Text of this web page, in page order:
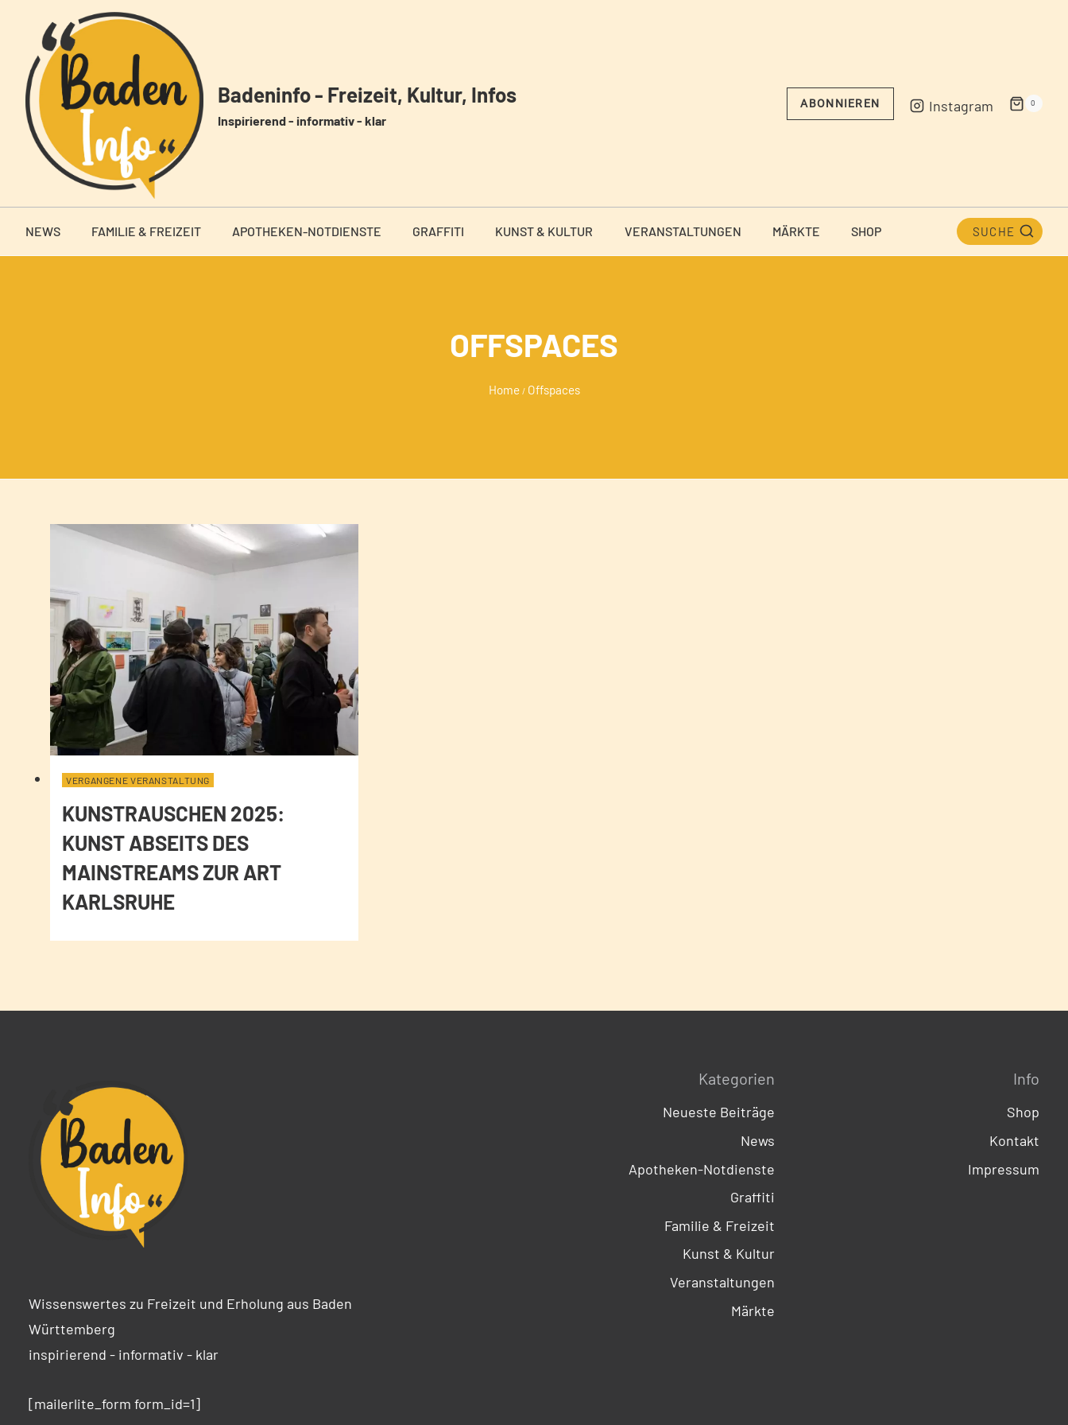
springen
Badeninfo - Freizeit, Kultur, Infos
Inspirierend - informativ - klar
ABONNIEREN Instagram 0
NEWS FAMILIE & FREIZEIT APOTHEKEN-NOTDIENSTE GRAFFITI KUNST & KULTUR VERANSTALTUNGEN MÄRKTE SHOP SUCHE
OFFSPACES
Home / Offspaces
VERGANGENE VERANSTALTUNG
KUNSTRAUSCHEN 2025:
KUNST ABSEITS DES
MAINSTREAMS ZUR ART
KARLSRUHE
Wissenswertes zu Freizeit und Erholung aus Baden
Württemberg
inspirierend - informativ - klar
[mailerlite_form form_id=1]
Kategorien
Neueste Beiträge
News
Apotheken-Notdienste
Graffiti
Familie & Freizeit
Kunst & Kultur
Veranstaltungen
Märkte
Info
Shop
Kontakt
Impressum